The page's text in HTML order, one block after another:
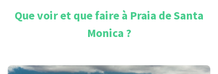
Que voir et que faire à Praia de Santa
Monica ?